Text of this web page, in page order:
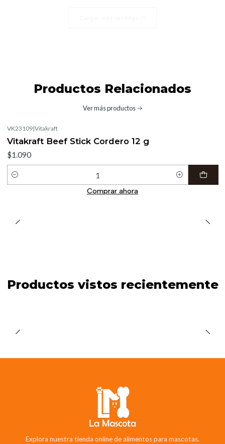
Productos Relacionados
Ver más productos
VK23109|Vitakraft
Vitakraft Beef Stick Cordero 12 g
$1.090
Cantidad
Comprar ahora
Productos vistos recientemente
Explora nuestra tienda online de alimentos para mascotas.